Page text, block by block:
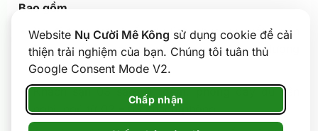
Website Nụ Cười Mê Kông sử dụng cookie để cải
thiện trải nghiệm của bạn. Chúng tôi tuân thủ
Google Consent Mode V2.
Chấp nhận
Bao gồm
Xe đi tour đạt chuẩn du lịch phục vụ suốt tuyến
tham quan. Loại xe phụ thuộc vào số lượng
khách.
Khách sạn 03 sao: 01 đêm, phòng đầy đủ tiện
nghi, ngủ từ 02 – 03 khách/phòng.